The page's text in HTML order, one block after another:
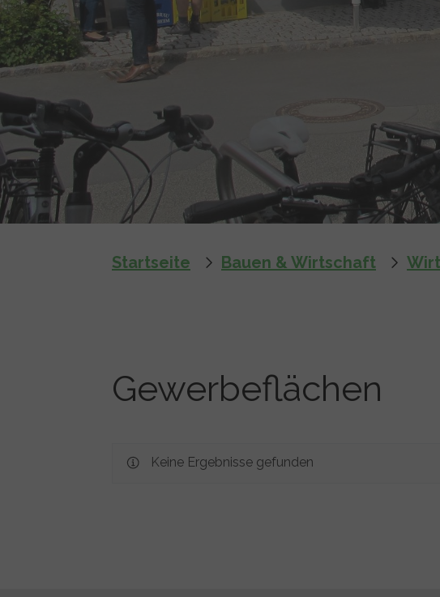
Startseite Bauen & Wirtschaft
Gewerbeflächen
Keine Ergebnisse gefunden